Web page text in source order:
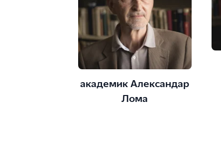
академик Александар
Лома